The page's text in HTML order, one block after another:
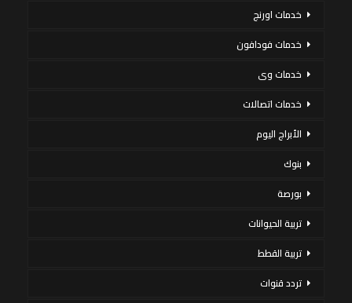
خدمات اورنج
خدمات فودافون
خدمات وى
خدمات اتصالات
الأبراج اليوم
بنوك
بورصة
تربية الحيوانات
تربية القطط
تردد قنوات